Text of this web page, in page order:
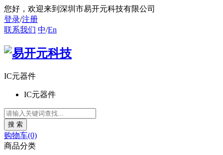
您好 ，欢迎来到深圳市易开元科技有限公司
登录/注册
联系我们 中/En
IC元器件
IC元器件
购物车(0)
商品分类